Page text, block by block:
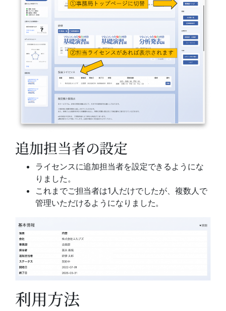
追加担当者の設定
ライセンスに追加担当者を設定できるようにな
りました。
これまでご担当者は1人だけでしたが、複数人で
管理いただけるようになりました。
利用方法